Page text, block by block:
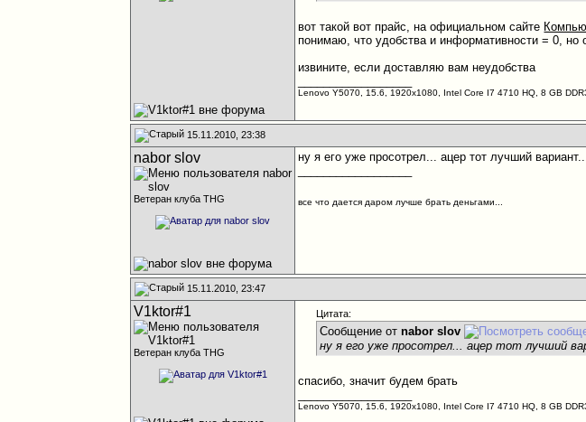
вот такой вот прайс, на официальном сайте
понимаю, что удобства и информативности = 0, но
извините, если доставляю вам неудобства
Lenovo Y5070, 15.6, 1920х1080, Intel Core I7 4710 HQ, 8 GB
15.11.2010, 23:38
nabor slov
Ветеран клуба THG
ну я его уже просотрел... ацер тот лучший
все что дается даром лучше брать деньгами...
15.11.2010, 23:47
V1ktor#1
Ветеран клуба THG
Цитата:
Сообщение отnabor slov
ну я его уже просотрел... ацер тот лучший
спасибо, значит будем брать
Lenovo Y5070, 15.6, 1920х1080, Intel Core I7 4710 HQ, 8 GB